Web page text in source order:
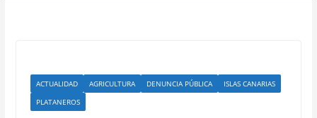
ACTUALIDAD AGRICULTURA DENUNCIA PÚBLICA
ISLAS CANARIAS
PLATANEROS